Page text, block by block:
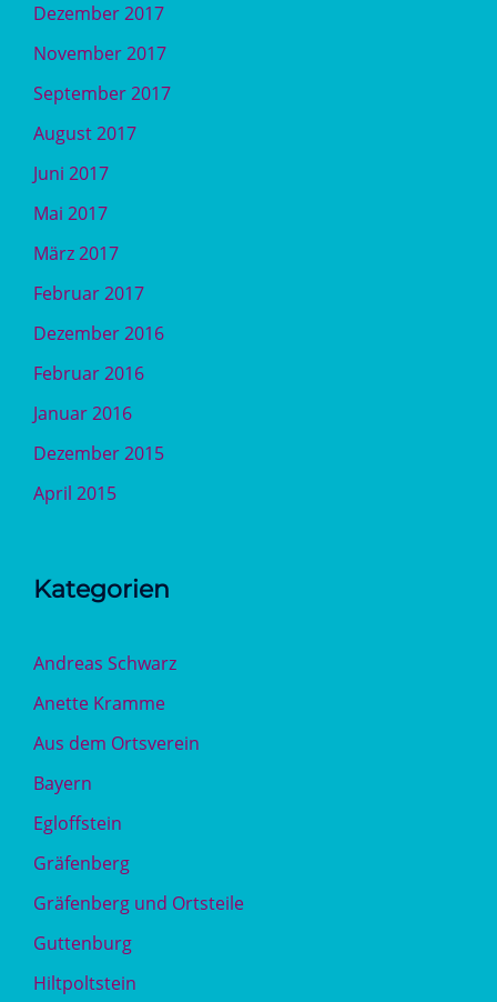
Dezember 2017
November 2017
September 2017
August 2017
Juni 2017
Mai 2017
März 2017
Februar 2017
Dezember 2016
Februar 2016
Januar 2016
Dezember 2015
April 2015
Kategorien
Andreas Schwarz
Anette Kramme
Aus dem Ortsverein
Bayern
Egloffstein
Gräfenberg
Gräfenberg und Ortsteile
Guttenburg
Hiltpoltstein